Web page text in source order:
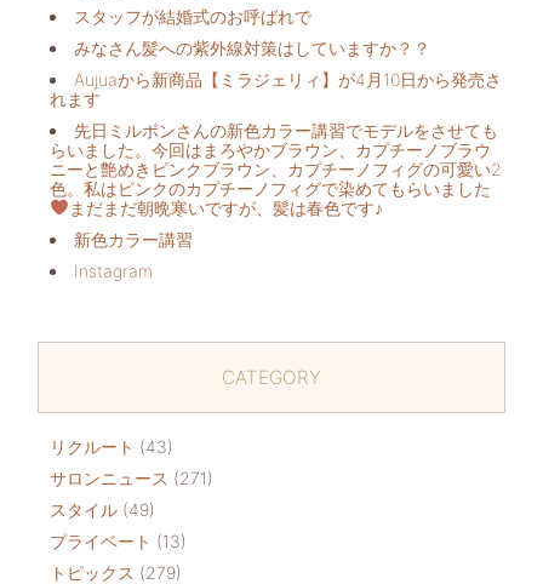
スタッフが結婚式のお呼ばれで
みなさん髪への紫外線対策はしていますか？？
Aujuaから新商品【ミラジェリィ】が4月10日から発売さ
れます
先日ミルボンさんの新色カラー講習でモデルをさせても
らいました。今回はまろやかブラウン、カプチーノブラウ
ニーと艶めきピンクブラウン、カプチーノフィグの可愛い2
色。私はピンクのカプチーノフィグで染めてもらいました
まだまだ朝晩寒いですが、髪は春色です♪
新色カラー講習
Instagram
CATEGORY
リクルート (43)
サロンニュース (271)
スタイル (49)
プライベート (13)
トピックス (279)